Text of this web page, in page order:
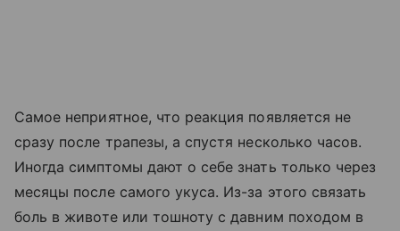
Самое неприятное, что реакция появляется не
сразу после трапезы, а спустя несколько часов.
Иногда симптомы дают о себе знать только через
месяцы после самого укуса. Из-за этого связать
боль в животе или тошноту с давним походом в